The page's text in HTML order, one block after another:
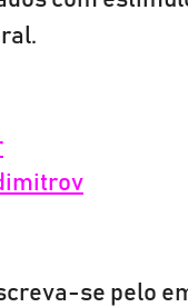
se pelo